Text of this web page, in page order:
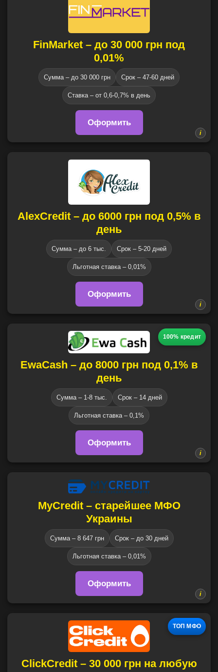
FinMarket – до 30 000 грн под
0,01%
Сумма – до 30 000 грн Срок – 47-60 дней
Ставка – от 0,6-0,7% в день
Оформить
AlexCredit – до 6000 грн под 0,5% в
день
Сумма – до 6 тыс. Срок – 5-20 дней
Льготная ставка – 0,01%
Оформить
100% кредит
EwaCash – до 8000 грн под 0,1% в
день
Сумма – 1-8 тыс. Срок – 14 дней
Льготная ставка – 0,1%
Оформить
MyCredit – старейшее МФО
Украины
Сумма – 8 647 грн Срок – до 30 дней
Льготная ставка – 0,01%
Оформить
ТОП МФО
ClickCredit – 30 000 грн на любую